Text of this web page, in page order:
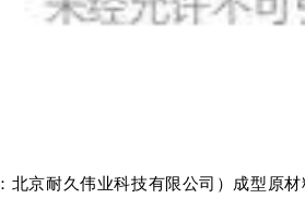
北京耐久伟业科技有限公司）成型原